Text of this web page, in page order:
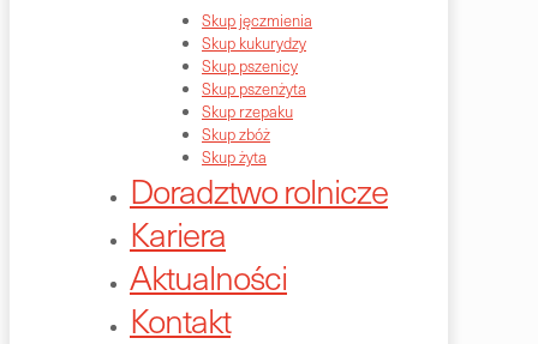
Skup jęczmienia
Skup kukurydzy
Skup pszenicy
Skup pszenżyta
Skup rzepaku
Skup zbóż
Skup żyta
Doradztwo rolnicze
Kariera
Aktualności
Kontakt